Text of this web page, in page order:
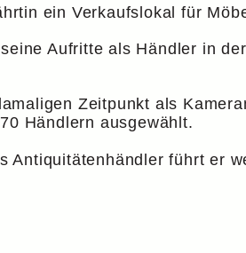
ein Verkaufslokal für
Aufritte als Händler in
Zeitpunkt als
Händlern ausgewählt.
führt er